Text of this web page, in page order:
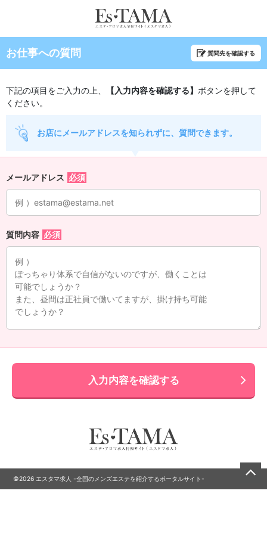
お仕事への質問 質問先を確認する
下記の項目をご入力の上、 【入力内容を確認する】 ボタンを押して
ください。
お店にメールアドレスを知られずに、質問できます。
メールアドレス
質問内容
入力内容を確認する
©2026 エスタマ求人 -全国のメンズエステを紹介するポータルサイト-